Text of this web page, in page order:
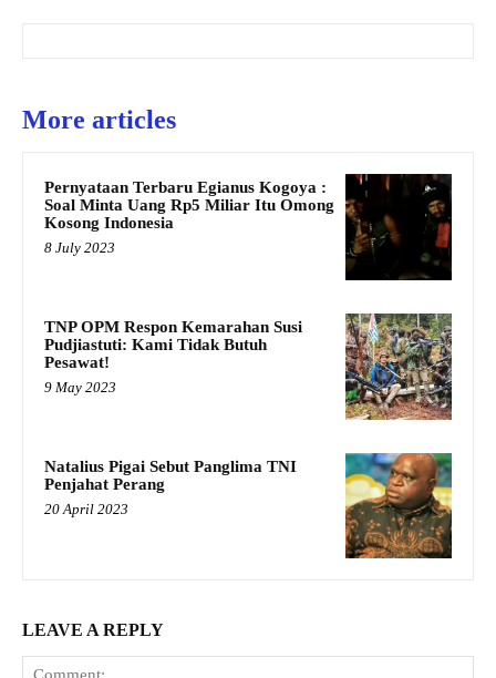
More articles
Pernyataan Terbaru Egianus Kogoya :
Soal Minta Uang Rp5 Miliar Itu Omong
Kosong Indonesia
8 July 2023
TNP OPM Respon Kemarahan Susi
Pudjiastuti: Kami Tidak Butuh
Pesawat!
9 May 2023
Natalius Pigai Sebut Panglima TNI
Penjahat Perang
20 April 2023
LEAVE A REPLY